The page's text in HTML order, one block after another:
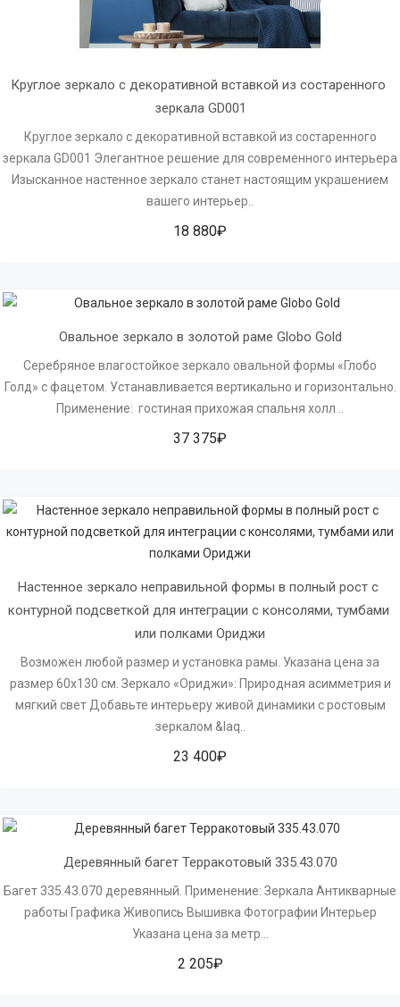
Круглое зеркало с декоративной вставкой из состаренного
зеркала GD001
Круглое зеркало с декоративной вставкой из состаренного
зеркала GD001 Элегантное решение для современного интерьера
Изысканное настенное зеркало станет настоящим украшением
вашего интерьер..
18 880₽
Овальное зеркало в золотой раме Globo Gold
Серебряное влагостойкое зеркало овальной формы «Глобо
Голд» с фацетом. Устанавливается вертикально и горизонтально.
Применение: гостиная прихожая спальня холл ..
37 375₽
Настенное зеркало неправильной формы в полный рост с
контурной подсветкой для интеграции с консолями, тумбами
или полками Ориджи
Возможен любой размер и установка рамы. Указана цена за
размер 60х130 см. Зеркало «Ориджи»: Природная асимметрия и
мягкий свет Добавьте интерьеру живой динамики с ростовым
зеркалом &laq..
23 400₽
Деревянный багет Терракотовый 335.43.070
Багет 335.43.070 деревянный. Применение: Зеркала Антикварные
работы Графика Живопись Вышивка Фотографии Интерьер
Указана цена за метр...
2 205₽